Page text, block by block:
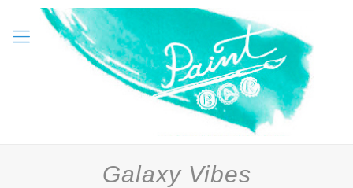
Galaxy Vibes